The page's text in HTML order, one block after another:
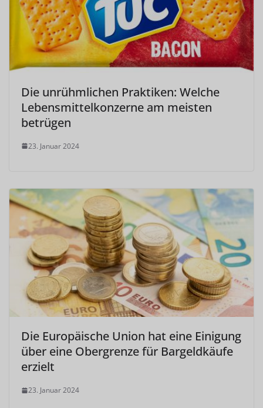
Die unrühmlichen Praktiken: Welche
Lebensmittelkonzerne am meisten
betrügen
23. Januar 2024
Die Europäische Union hat eine Einigung
über eine Obergrenze für Bargeldkäufe
erzielt
23. Januar 2024